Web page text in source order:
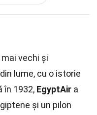
vechi și
lume, cu o istorie
în 1932, EgyptAir a
și un pilon